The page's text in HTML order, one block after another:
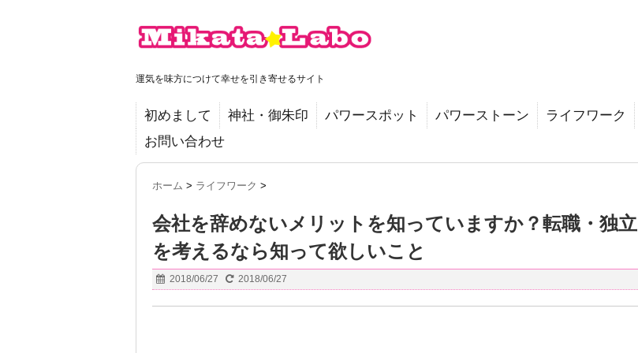
運気を味方につけて幸せを引き寄せるサイト
初めまして 神社・御朱印 パワースポット パワーストーン ライフワーク
お問い合わせ
ホーム > ライフワーク >
会社を辞めないメリットを知っていますか？転職・独立
を考えるなら知って欲しいこと
2018/06/27 2018/06/27